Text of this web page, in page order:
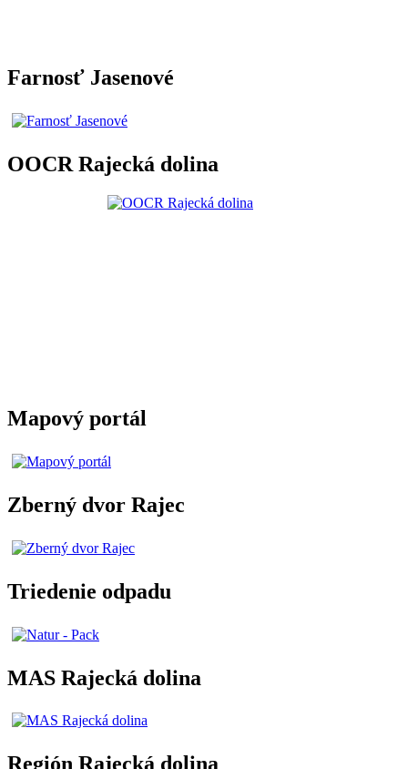
Farnosť Jasenové
OOCR Rajecká dolina
Mapový portál
Zberný dvor Rajec
Triedenie odpadu
MAS Rajecká dolina
Región Rajecká dolina